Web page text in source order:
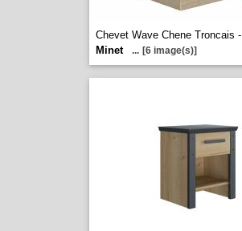
Chevet Wave Chene Troncais -
Minet
... [6 image(s)]